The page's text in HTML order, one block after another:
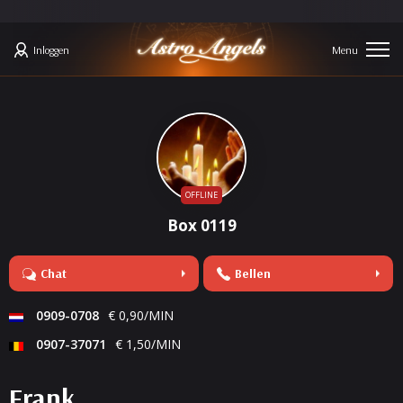
Inloggen
OFFLINE
Box 0119
Chat Bellen
0909-0708 € 0,90/MIN
0907-37071
€ 1,50/MIN